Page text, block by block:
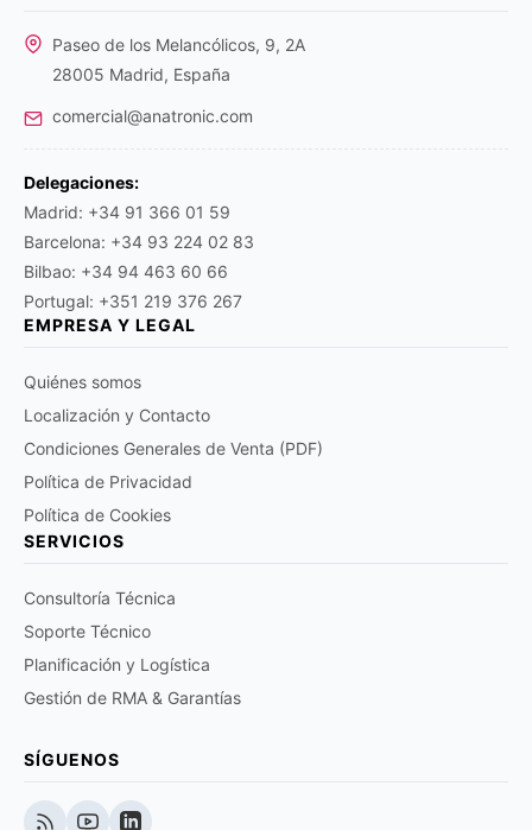
Paseo de los Melancólicos, 9, 2A
28005 Madrid, España
comercial@anatronic.com
Delegaciones:
Madrid: +34 91 366 01 59
Barcelona: +34 93 224 02 83
Bilbao: +34 94 463 60 66
Portugal: +351 219 376 267
EMPRESA Y LEGAL
Quiénes somos
Localización y Contacto
Condiciones Generales de Venta (PDF)
Política de Privacidad
Política de Cookies
SERVICIOS
Consultoría Técnica
Soporte Técnico
Planificación y Logística
Gestión de RMA & Garantías
SÍGUENOS